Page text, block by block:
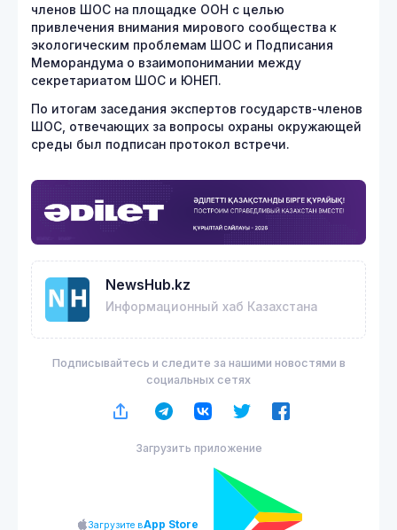
членов ШОС на площадке ООН с целью
привлечения внимания мирового сообщества к
экологическим проблемам ШОС и Подписания
Меморандума о взаимопонимании между
секретариатом ШОС и ЮНЕП.
По итогам заседания экспертов государств-членов
ШОС, отвечающих за вопросы охраны окружающей
среды был подписан протокол встречи.
NewsHub.kz
Информационный хаб Казахстана
Подписывайтесь и следите за нашими новостями в
социальных сетях
Загрузить приложение
Загрузите вApp Store